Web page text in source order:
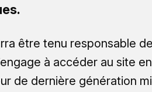
être tenu responsable
à accéder au site
de dernière génération